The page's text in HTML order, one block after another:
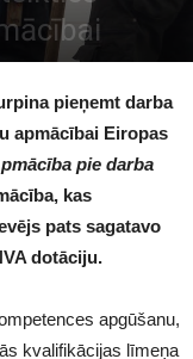
pieņemt darba
apmācībai Eiropas
pie darba
kas
pats sagatavo
dotāciju.
apgūšanu,
kvalifikācijas līmeņa